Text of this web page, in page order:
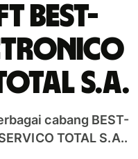
BEST-
S.A.
cabang BEST-
TOTAL S.A..